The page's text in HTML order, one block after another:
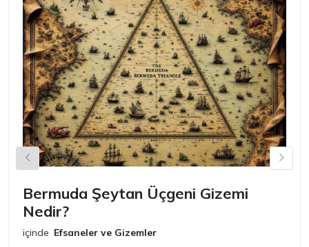
Bermuda Şeytan Üçgeni Gizemi
Nedir?
içinde Efsaneler ve Gizemler